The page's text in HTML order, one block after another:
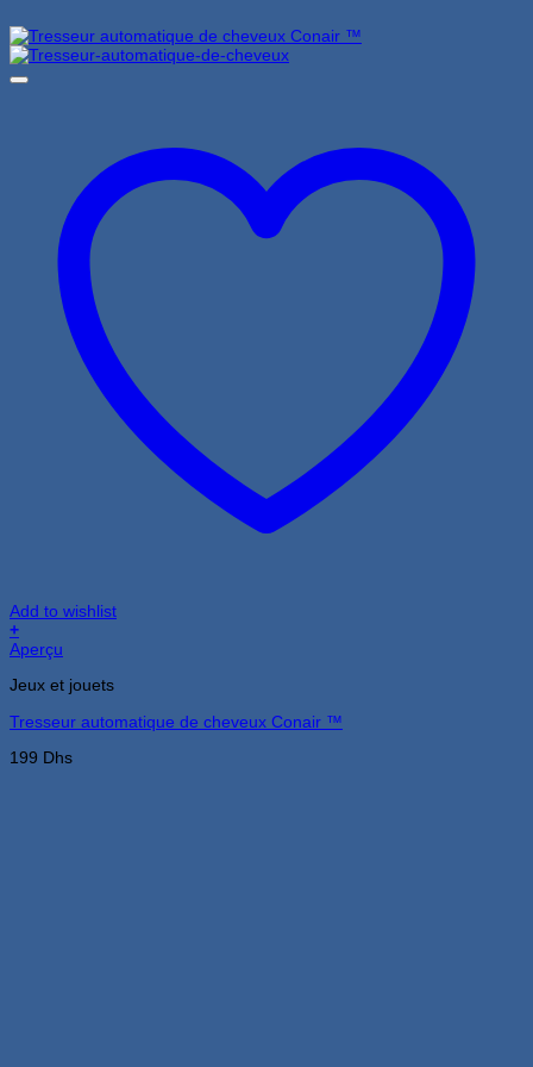
Add to wishlist
+
Aperçu
Jeux et jouets
Tresseur automatique de cheveux Conair ™
199 Dhs